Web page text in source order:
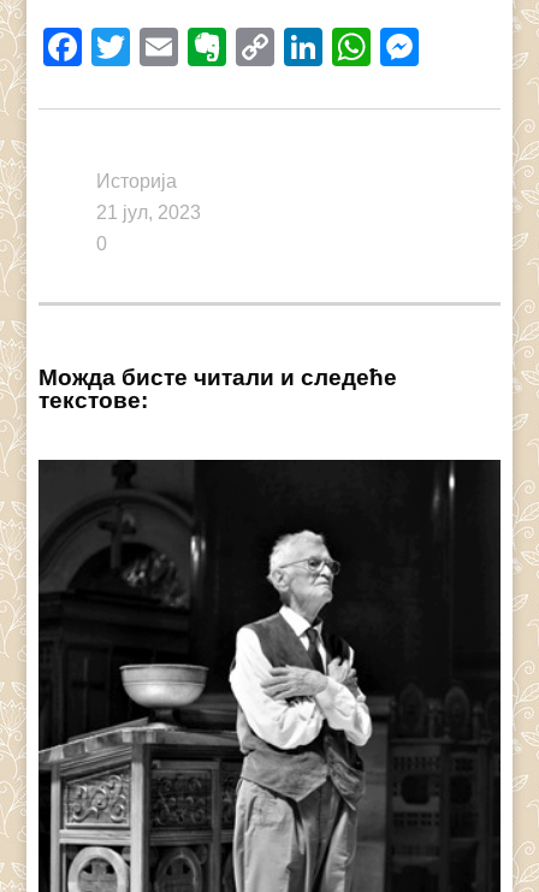
Facebook
Twitter
EmailEvernote
CopyLinkedIn
Историја
21 јул, 2023
0
Можда бисте читали и следеће
текстове: